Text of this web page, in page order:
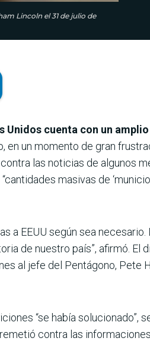
Lincoln el 31 de julio de
Unidos cuenta con un
un momento de gran
las noticias de algunos
masivas de
a EEUU según sea
de nuestro país”, afirmó. El
al jefe del Pentágono, Pete
“se había solucionado”,
contra las